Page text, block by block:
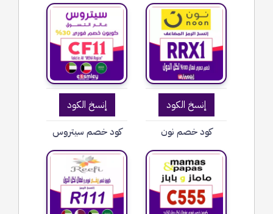
إنسخ الكود
كود خصم نون
إنسخ الكود
كود خصم سيتروس